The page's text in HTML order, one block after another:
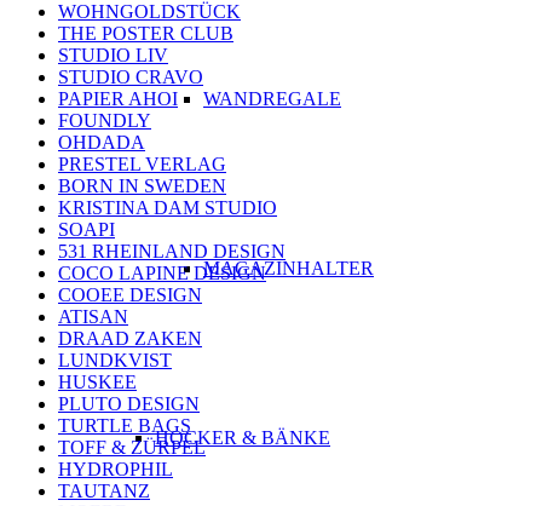
WANDREGALE
MAGAZINHALTER
HOCKER & BÄNKE
WOHNGOLDSTÜCK
THE POSTER CLUB
STUDIO LIV
STUDIO CRAVO
PAPIER AHOI
FOUNDLY
OHDADA
PRESTEL VERLAG
BORN IN SWEDEN
KRISTINA DAM STUDIO
SOAPI
531 RHEINLAND DESIGN
COCO LAPINE DESIGN
COOEE DESIGN
ATISAN
DRAAD ZAKEN
LUNDKVIST
HUSKEE
PLUTO DESIGN
TURTLE BAGS
TOFF & ZÜRPEL
HYDROPHIL
TAUTANZ